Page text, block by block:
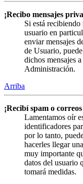
¡Recibo mensajes
Si está
usuario en
enviar mensajes
de Usuario,
dichos mensajes
Administración.
Arriba
¡Recibí spam o
Lamentamos oír
identificadores
por lo tanto,
hacerles llegar
muy importante
datos del usuario
tomará medidas.